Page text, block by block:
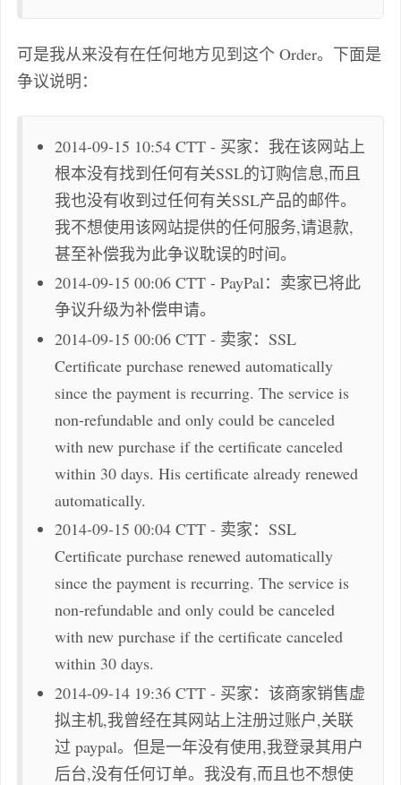
可是我从来没有在任何地方见到这个 Order。下面是
争议说明：
2014-09-15 10:54 CTT - 买家：我在该网站上
根本没有找到任何有关SSL的订购信息,而且
我也没有收到过任何有关SSL产品的邮件。
我不想使用该网站提供的任何服务,请退款,
甚至补偿我为此争议耽误的时间。
2014-09-15 00:06 CTT - PayPal：卖家已将此
争议升级为补偿申请。
2014-09-15 00:06 CTT - 卖家：SSL
Certificate purchase renewed automatically
since the payment is recurring. The service is
non-refundable and only could be canceled
with new purchase if the certificate canceled
within 30 days. His certificate already renewed
automatically.
2014-09-15 00:04 CTT - 卖家：SSL
Certificate purchase renewed automatically
since the payment is recurring. The service is
non-refundable and only could be canceled
with new purchase if the certificate canceled
within 30 days.
2014-09-14 19:36 CTT - 买家：该商家销售虚
拟主机,我曾经在其网站上注册过账户,关联
过 paypal。但是一年没有使用,我登录其用户
后台,没有任何订单。我没有,而且也不想使